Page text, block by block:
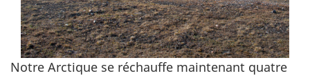
Notre Arctique se réchauffe maintenant quatre